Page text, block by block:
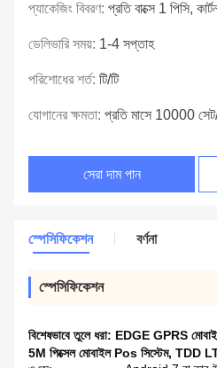
প্যাকেজিং বিবরণ: প্রতি বাক্সে 1 পিসি,
ডেলিভারি সময়: 1-4 সপ্তাহ
পরিশোধের শর্ত: টি/টি
যোগানের ক্ষমতা: প্রতি মাসে 10000
সেরা দাম পান
স্পেসিফিকেশন বর্ণনা
স্পেসিফিকেশন
বিশেষভাবে তুলে ধরা: EDGE GPRS
5M পিক্সেল মোবাইল Pos সিস্টেম, TDD